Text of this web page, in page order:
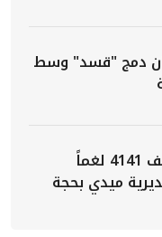
دمج "قسد" وسط
مشروع "مسام" يتلف 4141 لغماً
ميدي بحجة